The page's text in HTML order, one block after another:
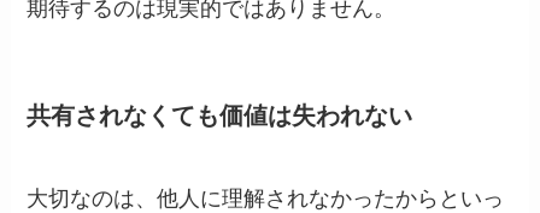
期待するのは現実的ではありません。
共有されなくても価値は失われない
大切なのは、他人に理解されなかったからといっ